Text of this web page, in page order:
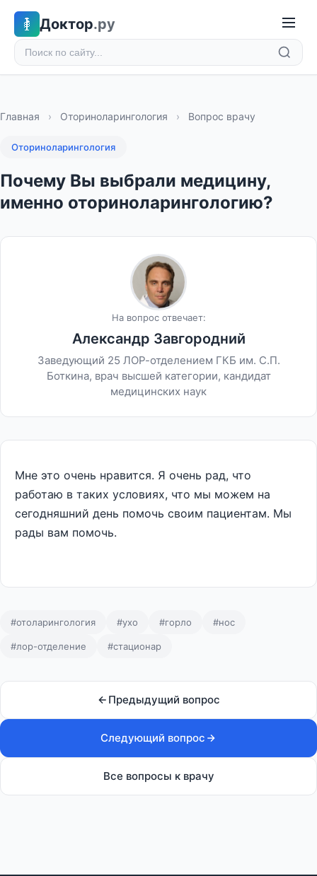
Доктор.ру
Главная › Оториноларингология › Вопрос врачу
Оториноларингология
Почему Вы выбрали медицину,
именно оториноларингологию?
На вопрос отвечает:
Александр Завгородний
Заведующий 25 ЛОР-отделением ГКБ им. С.П.
Боткина, врач высшей категории, кандидат
медицинских наук
Мне это очень нравится. Я очень рад, что
работаю в таких условиях, что мы можем на
сегодняшний день помочь своим пациентам. Мы
рады вам помочь.
#отоларингология #ухо #горло #нос
#лор-отделение #стационар
Предыдущий вопрос
Следующий вопрос
Все вопросы к врачу